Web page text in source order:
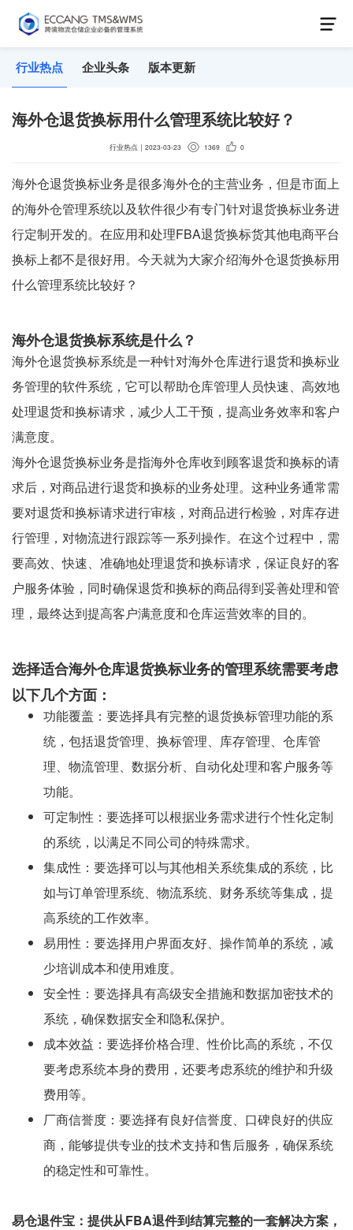
行业热点 企业头条 版本更新
海外仓退货换标用什么管理系统比较好？
行业热点 ｜ 2023-03-23 1369 0
海外仓退货换标业务是很多海外仓的主营业务，但是市面上
的海外仓管理系统以及软件很少有专门针对退货换标业务进
行定制开发的。在应用和处理FBA退货换标货其他电商平台
换标上都不是很好用。今天就为大家介绍海外仓退货换标用
什么管理系统比较好？
海外仓退货换标系统是什么？
海外仓退货换标系统是一种针对海外仓库进行退货和换标业
务管理的软件系统，它可以帮助仓库管理人员快速、高效地
处理退货和换标请求，减少人工干预，提高业务效率和客户
满意度。
海外仓退货换标业务是指海外仓库收到顾客退货和换标的请
求后，对商品进行退货和换标的业务处理。这种业务通常需
要对退货和换标请求进行审核，对商品进行检验，对库存进
行管理，对物流进行跟踪等一系列操作。在这个过程中，需
要高效、快速、准确地处理退货和换标请求，保证良好的客
户服务体验，同时确保退货和换标的商品得到妥善处理和管
理，最终达到提高客户满意度和仓库运营效率的目的。
选择适合海外仓库退货换标业务的管理系统需要考虑
以下几个方面：
功能覆盖：要选择具有完整的退货换标管理功能的系
统，包括退货管理、换标管理、库存管理、仓库管
理、物流管理、数据分析、自动化处理和客户服务等
功能。
可定制性：要选择可以根据业务需求进行个性化定制
的系统，以满足不同公司的特殊需求。
集成性：要选择可以与其他相关系统集成的系统，比
如与订单管理系统、物流系统、财务系统等集成，提
高系统的工作效率。
易用性：要选择用户界面友好、操作简单的系统，减
少培训成本和使用难度。
安全性：要选择具有高级安全措施和数据加密技术的
系统，确保数据安全和隐私保护。
成本效益：要选择价格合理、性价比高的系统，不仅
要考虑系统本身的费用，还要考虑系统的维护和升级
费用等。
厂商信誉度：要选择有良好信誉度、口碑良好的供应
商，能够提供专业的技术支持和售后服务，确保系统
的稳定性和可靠性。
易仓退件宝：提供从FBA退件到结算完整的一套解决方案，